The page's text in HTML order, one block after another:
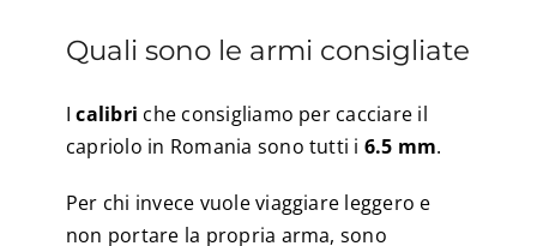
Quali sono le armi consigliate
Icalibri che consigliamo per cacciare il
capriolo in Romania sono tutti i 6.5 mm.
Per chi invece vuole viaggiare leggero e
non portare la propria arma, sono